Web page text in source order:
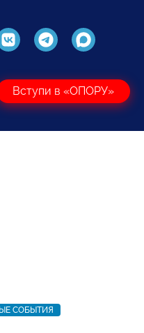
Вступи в «ОПОРУ»
СОБЫТИЯ